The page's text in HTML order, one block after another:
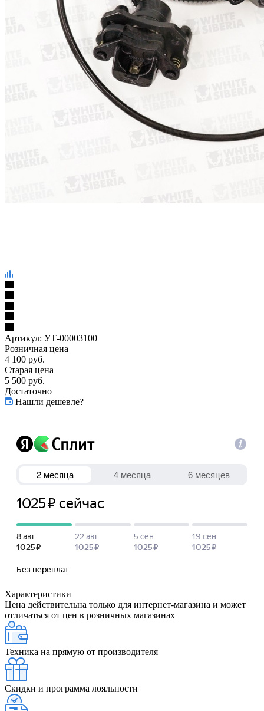
Артикул: УТ-00003100
Розничная цена
4 100 руб.
Старая цена
5 500 руб.
Достаточно
Нашли дешевле?
Характеристики
Цена действительна только для интернет-магазина и может
отличаться от цен в розничных магазинах
Техника на прямую от производителя
Скидки и программа лояльности